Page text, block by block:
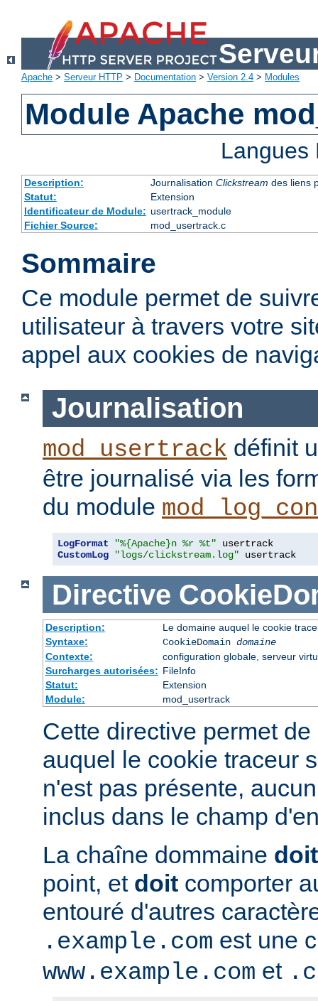
Apache > Serveur HTTP > Documentation > Version 2.4 > Modules
Module Apache
Description: Journalisation Clickstream des liens
Statut:
Extension
Identificateur de Module: usertrack_module
Fichier Source:
mod_usertrack.c
Sommaire
Ce module permet de
utilisateur à travers votre
appel aux cookies de
Journalisation
mod_usertrack définit
être journalisé via les
du module
LogFormat "%{Apache}n %r %t"
CustomLog
"logs/clickstream.log" usertrack
Directive
Description:
Le domaine auquel le cookie
Syntaxe:
CookieDomain domaine
Contexte:
configuration globale, serveur
Surcharges autorisées: FileInfo
Statut:
Extension
Module:
mod_usertrack
Cette directive permet
auquel le cookie traceur
n'est pas présente,
inclus dans le champ
La chaîne dommaine doit
point, et doit comporter
entouré d'autres
.example.com est une
www.example.com et